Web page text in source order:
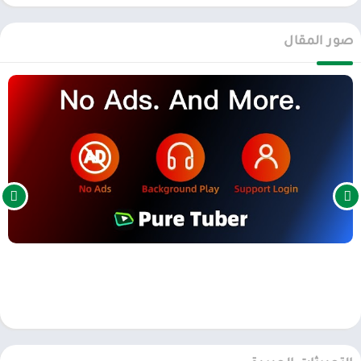
بالإضافة إلى 4.7 / 5 تقييمات من أكثر من 1.5 مليون مستخدم حول العالم.
يحظى تطبيق Pure Tuber بواجهة بسيطة للغاية. عند فتحك للتطبيق، فإنه
في تصفحها. وتبقى أهم ميزة في هذا التطبيق أنه يسمح لك بالتسجيل
وتسجيل الدخول، مما يسهل عليك العثور على الفيديوهات التي ترغب فيها.
Pure Tuber بديل رائع من أجلك لتعمل على تحميله والاستمتاع بفيديوهاتك
المفضلة، حتى عندما لا تكون مرتبطا بالإنترنت.
– الحد الأقصى لدقة مقاطع الفيديو Advanced Tube النشطة افتراضيًا
صور المقال